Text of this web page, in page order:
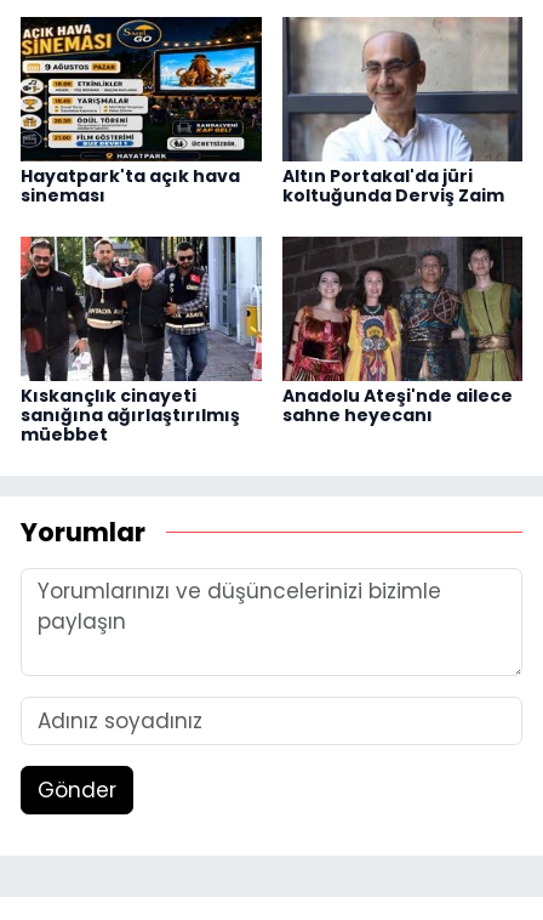
Hayatpark'ta açık hava
sineması
Altın Portakal'da jüri
koltuğunda Derviş Zaim
Kıskançlık cinayeti
sanığına ağırlaştırılmış
müebbet
Anadolu Ateşi'nde ailece
sahne heyecanı
Yorumlar
Gönder